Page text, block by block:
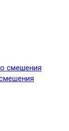
смешения